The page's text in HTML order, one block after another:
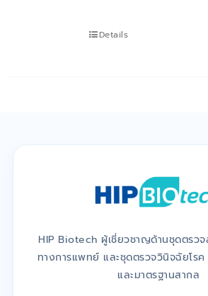
Details
HIP Biotech ผู้เชี่ยวชาญด้านชุดตรว
ทางการแพทย์ และชุดตรวจวินิจฉัยโรค
และมาตรฐานสากล